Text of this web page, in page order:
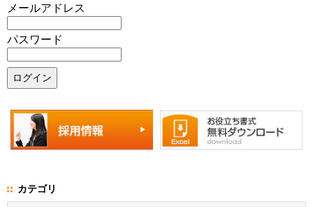
メールアドレス
パスワード
カテゴリ